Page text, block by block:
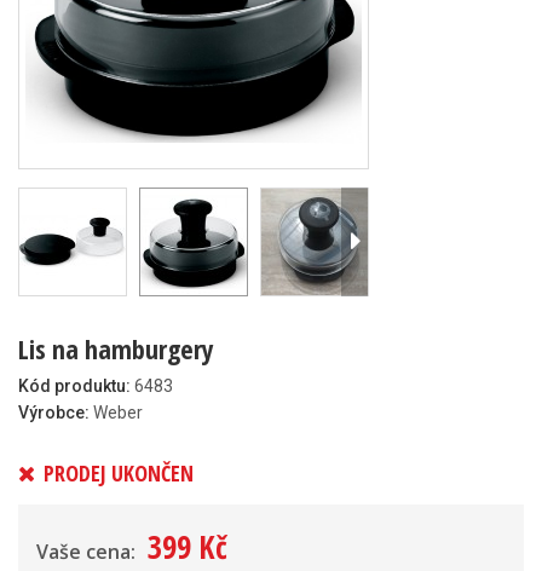
Lis na hamburgery
Kód produktu: 6483
Výrobce: Weber
PRODEJ UKONČEN
Vaše cena: 399 Kč